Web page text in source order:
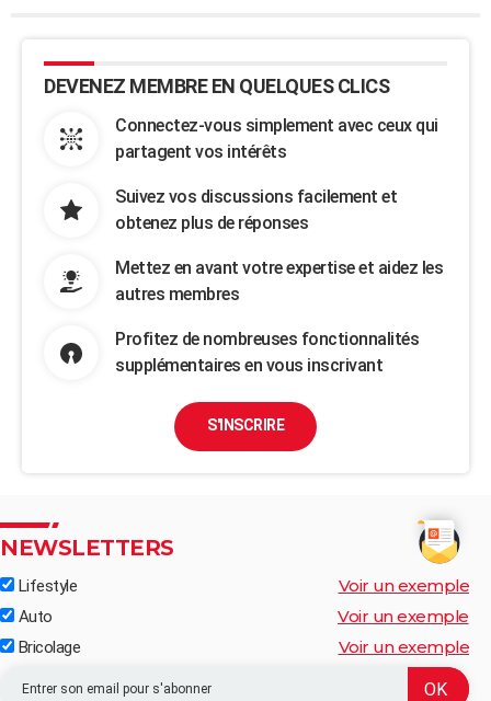
DEVENEZ MEMBRE EN QUELQUES CLICS
Connectez-vous simplement avec ceux qui
partagent vos intérêts
Suivez vos discussions facilement et
obtenez plus de réponses
Mettez en avant votre expertise et aidez les
autres membres
Profitez de nombreuses fonctionnalités
supplémentaires en vous inscrivant
S'INSCRIRE
NEWSLETTERS
Lifestyle Voir un exemple
Auto Voir un exemple
Bricolage Voir un exemple